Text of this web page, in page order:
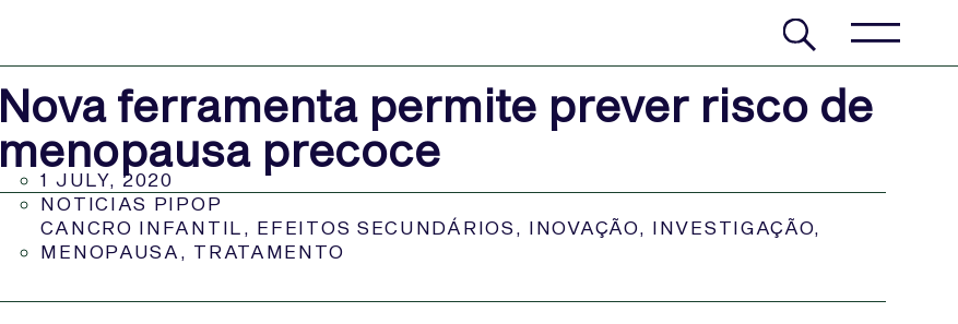
Nova ferramenta permite prever risco de
menopausa precoce
1 JULY, 2020
NOTICIAS PIPOP
CANCRO INFANTIL , EFEITOS SECUNDÁRIOS, INOVAÇÃO, INVESTIGAÇÃO,
MENOPAUSA , TRATAMENTO